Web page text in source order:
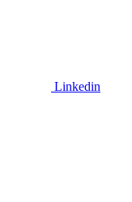
Linkedin